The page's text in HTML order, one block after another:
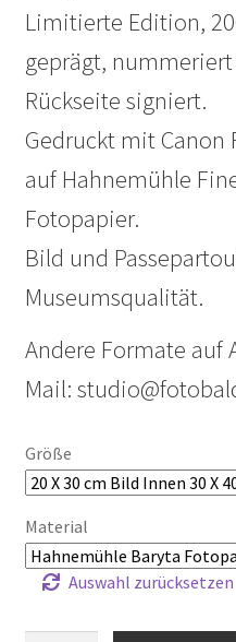
Limitierte Edition,
geprägt,
Rückseite signiert.
Gedruckt mit Canon
auf Hahnemühle
Fotopapier.
Bild und
Museumsqualität.
Andere Formate auf
Mail:
Größe
Material
Auswahl zurücksetzen